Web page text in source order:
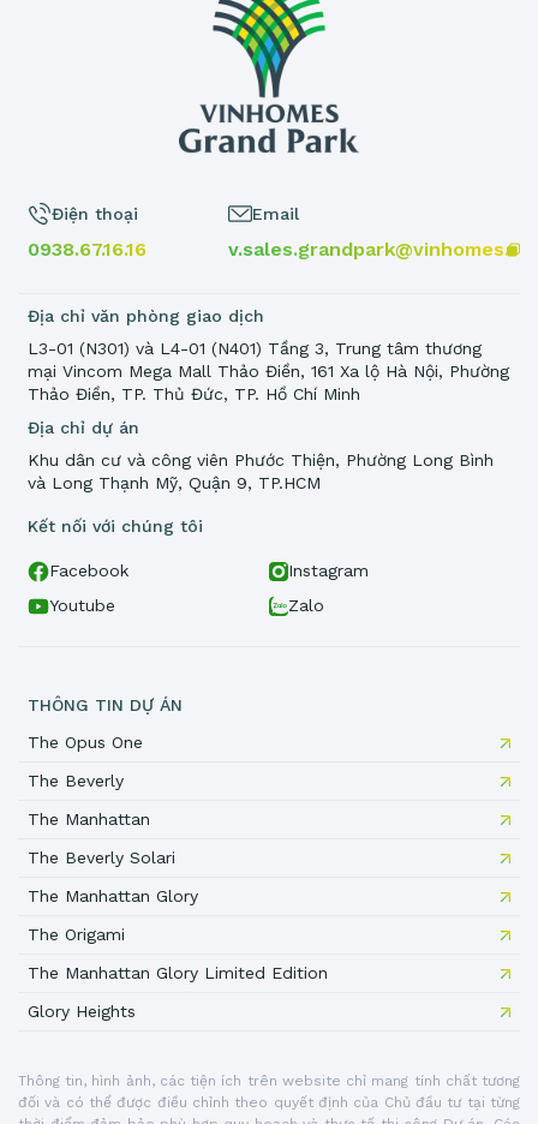
Địa chỉ dự án
Khu dân cư và công viên Phước Thiện, Phường Long Bình
và Long Thạnh Mỹ, Quận 9, TP.HCM
Điện thoại
0938.67.16.16
Email
v.sales.grandpark@vinhomes.vn
Địa chỉ văn phòng giao dịch
L3-01 (N301) và L4-01 (N401) Tầng 3, Trung tâm thương
mại Vincom Mega Mall Thảo Điền, 161 Xa lộ Hà Nội, Phường
Thảo Điền, TP. Thủ Đức, TP. Hồ Chí Minh
Kết nối với chúng tôi
Facebook
Instagram
Youtube
Zalo
THÔNG TIN DỰ ÁN
The Opus One
The Beverly
The Manhattan
The Beverly Solari
The Manhattan Glory
The Origami
The Manhattan Glory Limited Edition
Glory Heights
Thông tin, hình ảnh, các tiện ích trên website chỉ mang tính chất tương
đối và có thể được điều chỉnh theo quyết định của Chủ đầu tư tại từng